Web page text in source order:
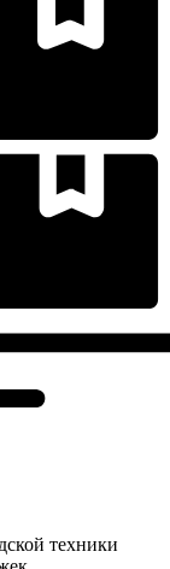
техники